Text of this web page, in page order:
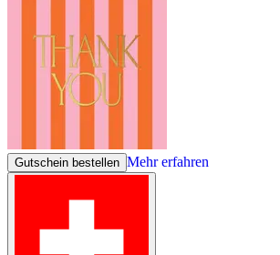
Gutschein bestellen Mehr erfahren